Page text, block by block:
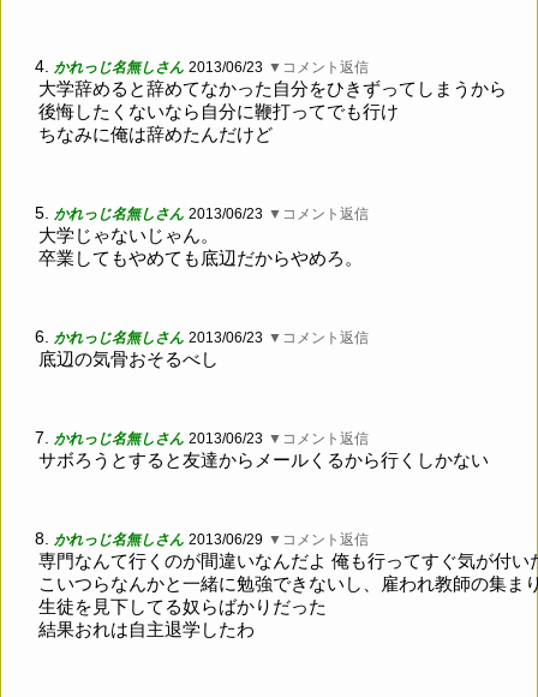
4. かれっじ名無しさん 2013/06/23 ▼コメント返信
大学辞めると辞めてなかった自分をひきずってしまうから
後悔したくないなら自分に鞭打ってでも行け
ちなみに俺は辞めたんだけど
5. かれっじ名無しさん 2013/06/23 ▼コメント返信
大学じゃないじゃん。
卒業してもやめても底辺だからやめろ。
6. かれっじ名無しさん 2013/06/23 ▼コメント返信
底辺の気骨おそるべし
7. かれっじ名無しさん 2013/06/23 ▼コメント返信
サボろうとすると友達からメールくるから行くしかない
8. かれっじ名無しさん 2013/06/29 ▼コメント返信
専門なんて行くのが間違いなんだよ 俺も行ってすぐ気が付い
こいつらなんかと一緒に勉強できないし、雇われ教師の集ま
生徒を見下してる奴らばかりだった
結果おれは自主退学したわ